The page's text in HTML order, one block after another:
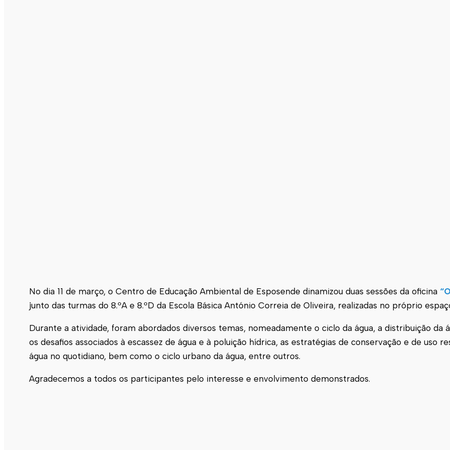
No dia 11 de março, o Centro de Educação Ambiental de Esposende dinamizou duas sessões da oficina
junto das turmas do 8.ºA e 8.ºD da Escola Básica António Correia de Oliveira, realizadas no próprio
Durante a atividade, foram abordados diversos temas, nomeadamente o ciclo da água, a distribuição da
os desafios associados à escassez de água e à poluição hídrica, as estratégias de conservação e de uso
água no quotidiano, bem como o ciclo urbano da água, entre outros.
Agradecemos a todos os participantes pelo interesse e envolvimento demonstrados.